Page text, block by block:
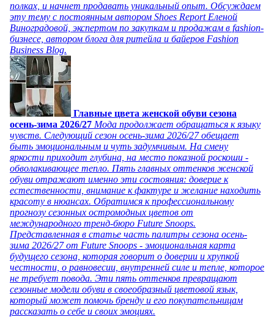
полках, и начнет продавать уникальный опыт. Обсуждаем
эту тему с постоянным автором Shoes Report Еленой
Виноградовой, экспертом по закупкам и продажам в fashion-
бизнесе, автором блога для ритейла и байеров Fashion
Business Blog.
Главные цвета женской обуви сезона
осень-зима 2026/27 Мода продолжает обращаться к языку
чувств. Следующий сезон осень-зима 2026/27 обещает
быть эмоциональным и чуть задумчивым. На смену
яркости приходит глубина, на место показной роскоши -
обволакивающее тепло. Пять главных оттенков женской
обуви отражают именно эти состояния: доверие к
естественности, внимание к фактуре и желание находить
красоту в нюансах. Обратимся к профессиональному
прогнозу сезонных остромодных цветов от
международного тренд-бюро Future Snoops.
Представленная в статье часть палитры сезона осень-
зима 2026/27 от Future Snoops - эмоциональная карта
будущего сезона, которая говорит о доверии и хрупкой
честности, о равновесии, внутренней силе и тепле, которое
не требует повода. Эти пять оттенков превращают
сезонные модели обуви в своеобразный цветовой язык,
который может помочь бренду и его покупательницам
рассказать о себе и своих эмоциях.